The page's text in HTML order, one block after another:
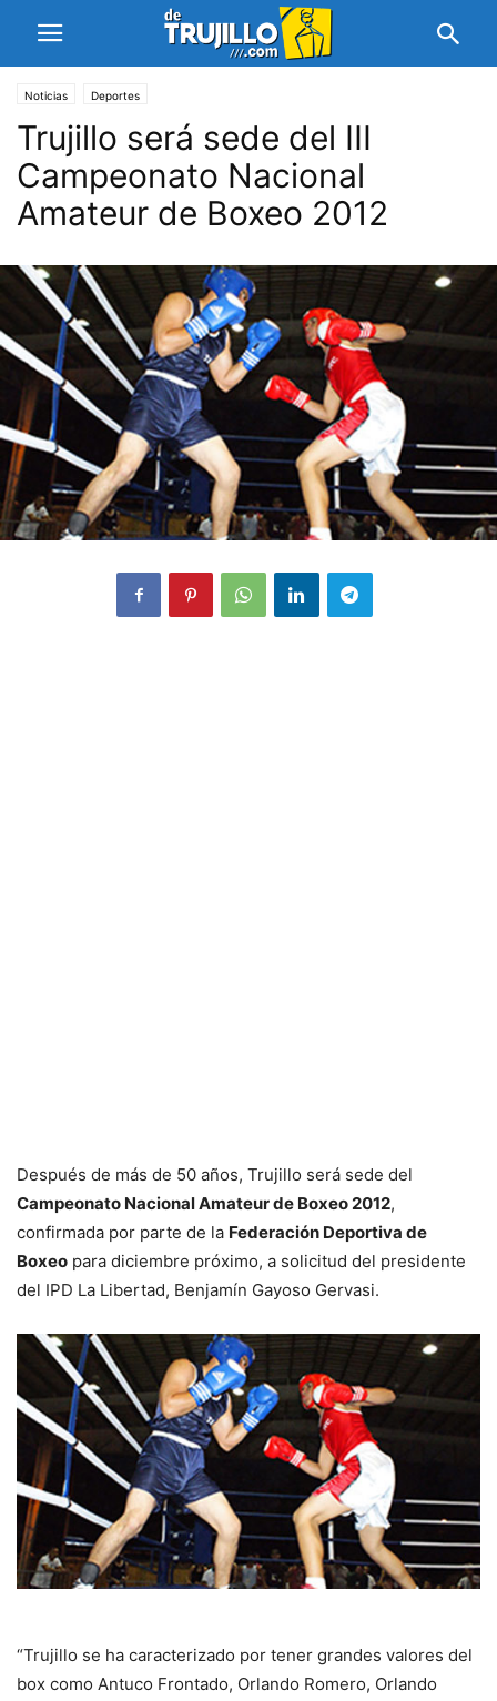
Noticias Deportes
Trujillo será sede del III
Campeonato Nacional
Amateur de Boxeo 2012
Después de más de 50 años, Trujillo será sede del
Campeonato Nacional Amateur de Boxeo 2012,
confirmada por parte de la Federación Deportiva de
Boxeo para diciembre próximo, a solicitud del presidente
del IPD La Libertad, Benjamín Gayoso Gervasi.
“Trujillo se ha caracterizado por tener grandes valores del
box como Antuco Frontado, Orlando Romero, Orlando